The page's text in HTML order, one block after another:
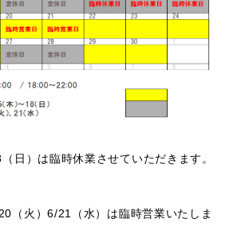
日）は臨時休業させていただきます。
（火）6/21（水）は臨時営業いたしま